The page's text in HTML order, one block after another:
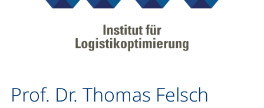
Prof. Dr. Thomas Felsch